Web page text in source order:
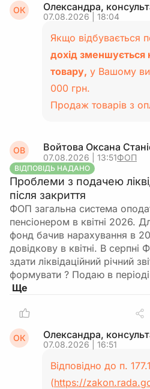
ОК Олександра,
07.08.2026 | 18:04
Якщо відбувається
дохід зменшується
товару, у Вашому
000 грн.
Продаж товарів з
ОВ Войтова Оксана
07.08.2026 | 13:51ФОП
ВІДПОВІДЬ НАДАНО
Проблеми з подачею
після закриття
ФОП загальна система
пенсіонером в квітні 2026.
фонд бачив нарахування в
довідкову в квітні. В
здати ліквідаційний річний
формувати ? Подаю в
ОК Олександра,
07.08.2026 | 16:51
Відповідно до п.
(https://